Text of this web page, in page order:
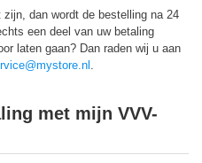
dan wordt de bestelling na 24
een deel van uw betaling
laten gaan? Dan raden wij u aan
met mijn VVV-